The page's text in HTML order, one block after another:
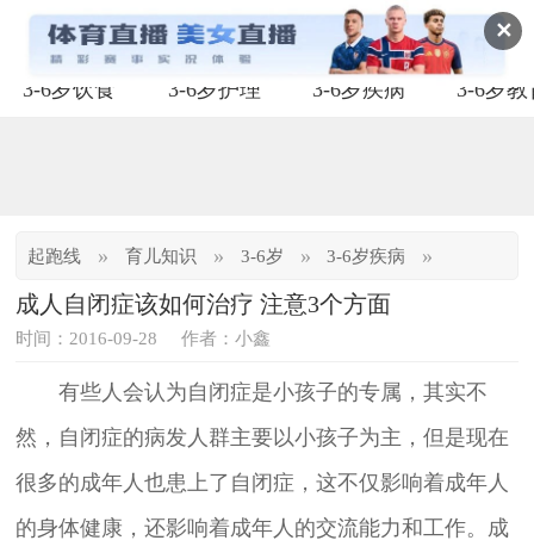
✕
3-6岁饮食 3-6岁护理 3-6岁疾病 3-6岁教
起跑线 » 育儿知识 » 3-6岁 » 3-6岁疾病 »
成人自闭症该如何治疗 注意3个方面
时间：2016-09-28 作者：小鑫
有些人会认为自闭症是小孩子的专属，其实不
然，自闭症的病发人群主要以小孩子为主，但是现在
很多的成年人也患上了自闭症，这不仅影响着成年人
的身体健康，还影响着成年人的交流能力和工作。成